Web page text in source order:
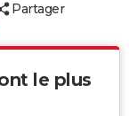
Partager
le plus